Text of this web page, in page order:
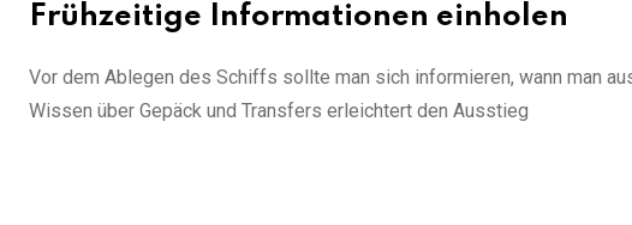
Frühzeitige Informationen einholen
Vor dem Ablegen des Schiffs sollte man sich informieren, wann man
Wissen über Gepäck und Transfers erleichtert den Ausstieg